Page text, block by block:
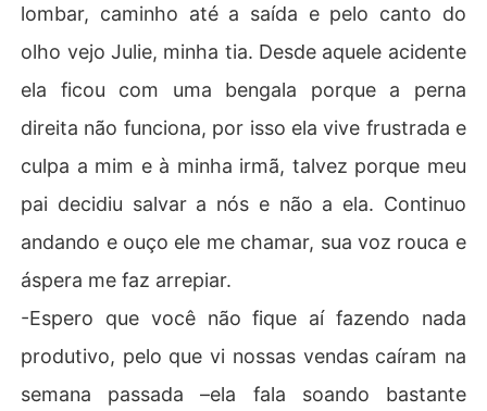
lombar, caminho até a saída e pelo canto do
olho vejo Julie, minha tia. Desde aquele acidente
ela ficou com uma bengala porque a perna
direita não funciona, por isso ela vive frustrada e
culpa a mim e à minha irmã, talvez porque meu
pai decidiu salvar a nós e não a ela. Continuo
andando e ouço ele me chamar, sua voz rouca e
áspera me faz arrepiar.
-Espero que você não fique aí fazendo nada
produtivo, pelo que vi nossas vendas caíram na
semana passada –ela fala soando bastante